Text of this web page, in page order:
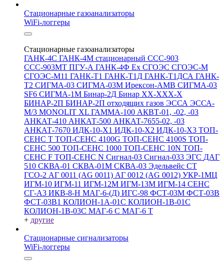
Стационарные газоанализаторы
WiFi-логгеры
Стационарные газоанализаторы
ГАНК-4С ГАНК-4М стационарный ССС-903
ССС-903МТ ПГУ-А ГАНК-4Ф Ex СГОЭС СГОЭС-М
СГОЭС-М11 ГАНК-Т1 ГАНК-Т1Д ГАНК-Т1ДСА ГАНК-
Т2 СИГМА-03 СИГМА-03М Ирексон-АМВ СИГМА-03
SF6 СИГМА-1М Бинар-2Д Бинар ХХ-ХХХ-Х
БИНАР-2П БИНАР-2П отходящих газов ЭССА ЭССА-
М/3 MONOLIT XL ГАММА-100 АКВТ-01, -02, -03
АНКАТ-410 АНКАТ-500 АНКАТ-7655-02, -03
АНКАТ-7670 ИДК-10-Х1 ИДК-10-Х2 ИДК-10-Х3 ТОП-
СЕНС Т ТОП-СЕНС 4100G ТОП-СЕНС 4100S ТОП-
СЕНС 500 ТОП-СЕНС 1000 ТОП-СЕНС 10N ТОП-
СЕНС F ТОП-СЕНС N Сигнал-03 Сигнал-033 ЭГС ДАГ
510 СКВА-01 СКВА-01М СКВА-03 Эдельвейс СТ
ГСО-2 АГ 0011 (AG 0011) АГ 0012 (AG 0012) УКР-1МЦ
ИГМ-10 ИГМ-11 ИГМ-12М ИГМ-13М ИГМ-14 СЕНС
СГ-А3 ИКВ-8-Н МАГ-6-(Д) ИГС-98 ФСТ-03М ФСТ-03В
ФСТ-03В1 КОЛИОН-1А-01С КОЛИОН-1В-01С
КОЛИОН-1В-03С МАГ-6 С МАГ-6 Т
+ другие
Стационарные сигнализаторы
WiFi-логгеры